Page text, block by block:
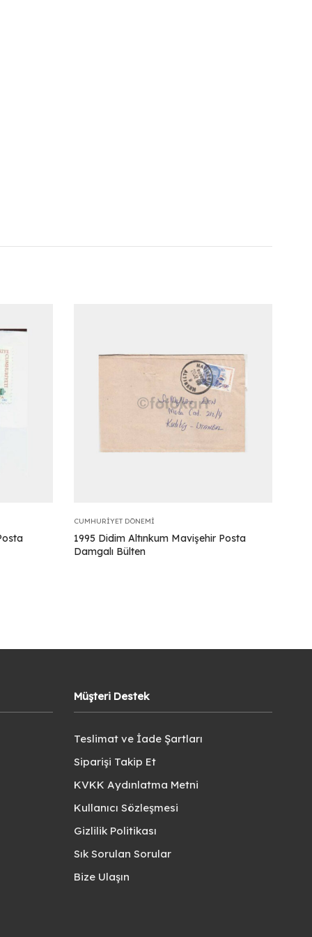
CUMHURIYET DÖNEMI
1995 Didim Altınkum Mavişehir Posta
Damgalı Bülten
Müşteri Destek
Teslimat ve İade Şartları
Siparişi Takip Et
KVKK Aydınlatma Metni
Kullanıcı Sözleşmesi
Gizlilik Politikası
Sık Sorulan Sorular
Bize Ulaşın